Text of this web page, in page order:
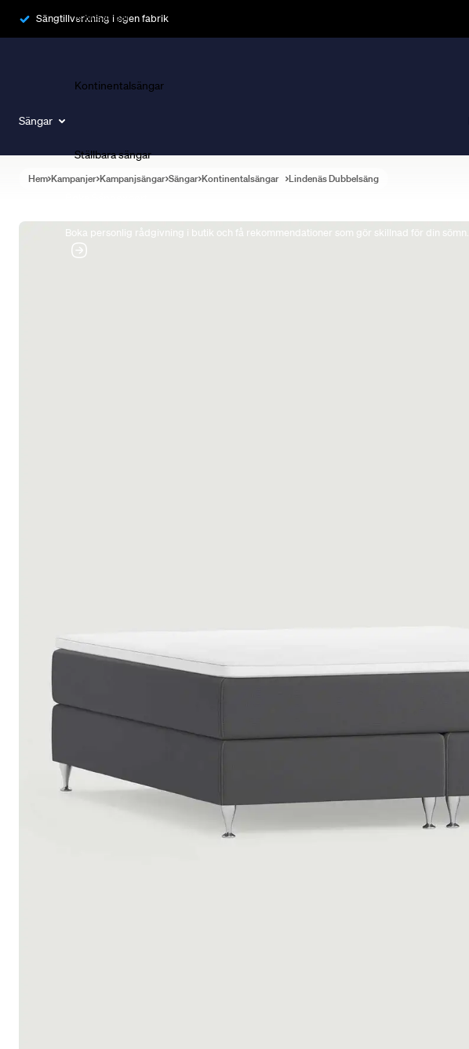
Sängtillverkning i egen fabrik
Sängar
Ramsängar
Kontinentalsängar
Ställbara sängar
Boka personlig rådgivning i butik och få rekommendationer som gör skillnad för din sömn.
Hem Kampanjer Kampanjsängar Sängar Kontinentalsängar Lindenäs Dubbelsäng